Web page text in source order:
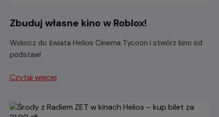
Zbuduj własne kino w Roblox!
Wskocz do świata Helios Cinema Tycoon i stwórz kino od
podstaw!
Czytaj więcej